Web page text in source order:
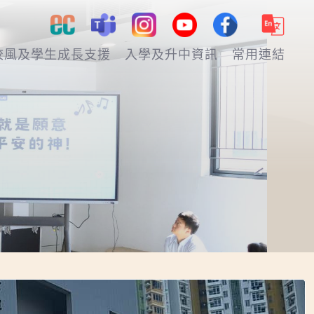
風及學生成長支援 入學及升中資訊 常用連結